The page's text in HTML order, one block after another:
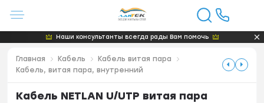
Наши консультанты всегда рады Вам помочь
Главная Кабель
Кабель витая пара
Кабель, витая пара, внутренний
Кабель NETLAN U/UTP витая пара